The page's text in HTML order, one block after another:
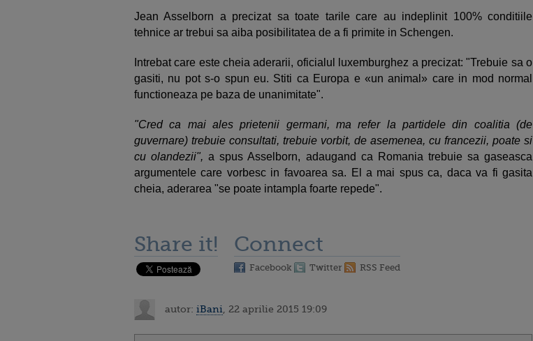
Jean Asselborn a precizat sa toate tarile care au indeplinit 100% conditiile
tehnice ar trebui sa aiba posibilitatea de a fi primite in Schengen.
Intrebat care este cheia aderarii, oficialul luxemburghez a precizat: "Trebuie sa o
gasiti, nu pot s-o spun eu. Stiti ca Europa e «un animal» care in mod normal
functioneaza pe baza de unanimitate".
"Cred ca mai ales prietenii germani, ma refer la partidele din coalitia (de
guvernare) trebuie consultati, trebuie vorbit, de asemenea, cu francezii, poate si
cu olandezii", a spus Asselborn, adaugand ca Romania trebuie sa gaseasca
argumentele care vorbesc in favoarea sa. El a mai spus ca, daca va fi gasita
cheia, aderarea "se poate intampla foarte repede".
Share it! Connect
Facebook Twitter RSS Feed
autor: iBani , 22 aprilie 2015 19:09